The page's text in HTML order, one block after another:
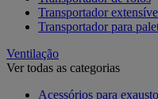
Transportador
Transportador para
Ventilação
Ver todas as categorias
Acessórios para